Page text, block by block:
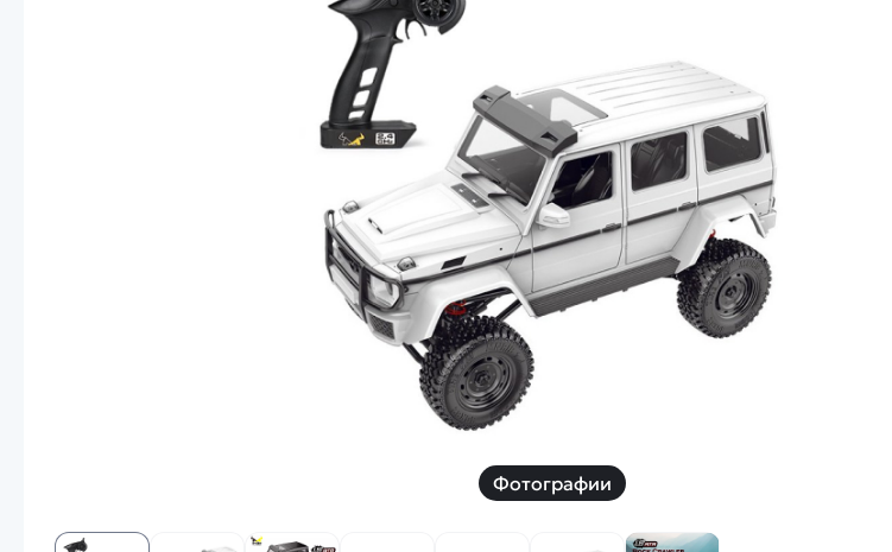
Дроны с 4k камерой
Скоростной катер
Вертолетик для детей ну пульте
Машины 1 к 10
Скидки
Смотреть -30%
Фотографии
Заказать звонок
Наши соцсети: